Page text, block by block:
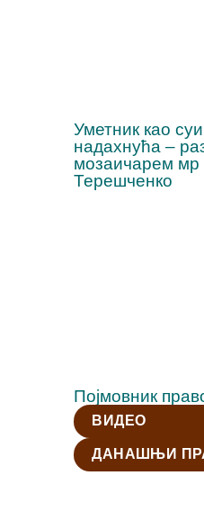
Уметник као
надахнућа –
мозаичарем мр
Терешченко
Појмовник
ВИДЕО
ДАНАШЊИ